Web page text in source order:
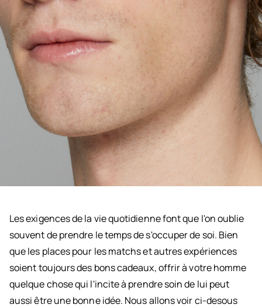
Les exigences de la vie quotidienne font que l'on oublie
souvent de prendre le temps de s'occuper de soi. Bien
que les places pour les matchs et autres expériences
soient toujours des bons cadeaux, offrir à votre homme
quelque chose qui l'incite à prendre soin de lui peut
aussi être une bonne idée. Nous allons voir ci-desous